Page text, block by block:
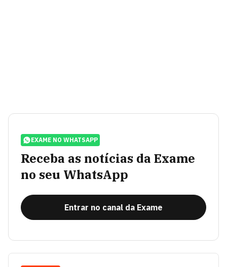
EXAME NO WHATSAPP
Receba as notícias da Exame
no seu WhatsApp
Entrar no canal da Exame